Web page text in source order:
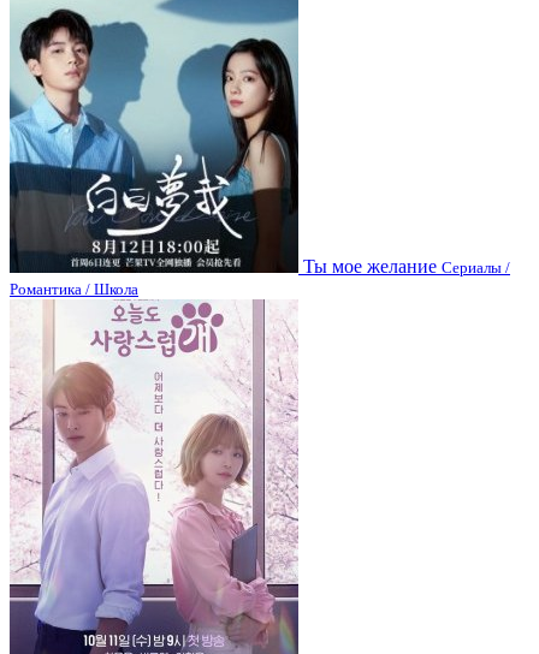
Ты мое желание Сериалы /
Романтика / Школа